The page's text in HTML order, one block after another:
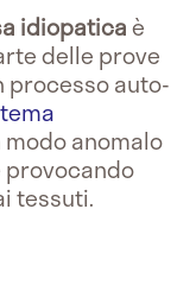
idiopaticaè
delle prove
processo auto-
anomalo
tessuti.